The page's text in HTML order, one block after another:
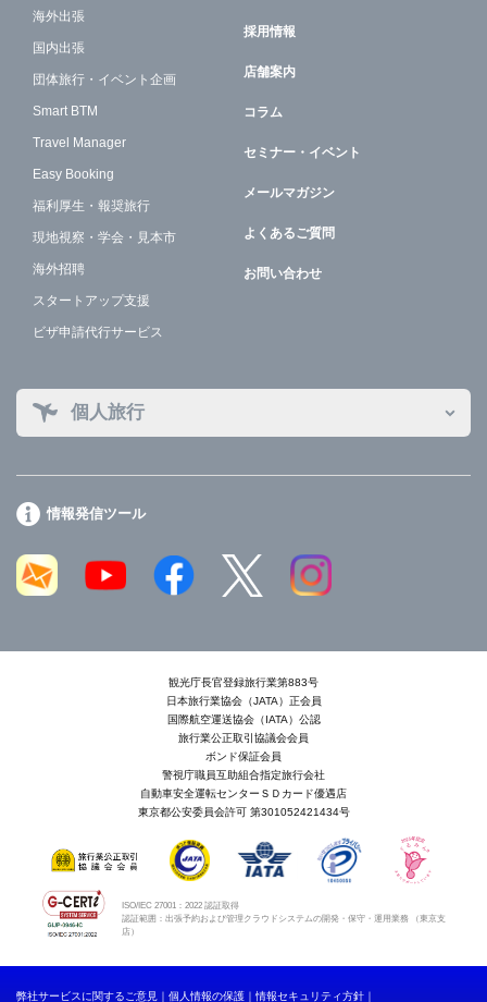
海外出張
国内出張
団体旅行・イベント企画
Smart BTM
Travel Manager
Easy Booking
福利厚生・報奨旅行
現地視察・学会・見本市
海外招聘
スタートアップ支援
ビザ申請代行サービス
採用情報
店舗案内
コラム
セミナー・イベント
メールマガジン
よくあるご質問
お問い合わせ
個人旅行
情報発信ツール
観光庁長官登録旅行業第883号
日本旅行業協会（JATA）正会員
国際航空運送協会（IATA）公認
旅行業公正取引協議会会員
ボンド保証会員
警視庁職員互助組合指定旅行会社
自動車安全運転センターＳＤカード優遇店
東京都公安委員会許可 第301052421434号
ISO/IEC 27001：2022 認証取得
認証範囲：出張予約および管理クラウドシステムの開発・保守・運用業務 （東京支
店）
弊社サービスに関するご意見 個人情報の保護 情報セキュリティ方針